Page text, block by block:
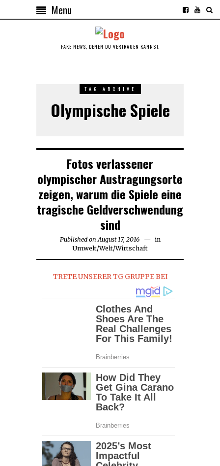
Menu
FAKE NEWS, DENEN DU VERTRAUEN KANNST.
TAG ARCHIVE
Olympische Spiele
Fotos verlassener
olympischer Austragungsorte
zeigen, warum die Spiele eine
tragische Geldverschwendung
sind
Published on August 17, 2016
in
Umwelt/Welt/Wirtschaft
TRETE UNSERER TG GRUPPE BEI